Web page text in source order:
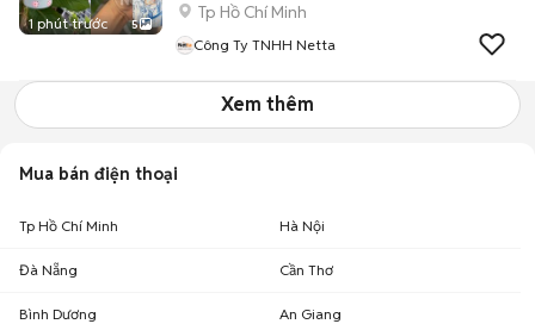
1 phút trước 5
Tp Hồ Chí Minh
Công Ty TNHH Netta
Xem thêm
Mua bán điện thoại
Tp Hồ Chí Minh Hà Nội
Đà Nẵng Cần Thơ
Bình Dương
An Giang